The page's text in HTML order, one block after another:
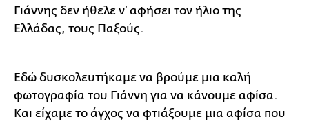
Γιάννης δεν ήθελε ν’ αφήσει τον ήλιο της
Ελλάδας, τους Παξούς.
Εδώ δυσκολευτήκαμε να βρούμε μια καλή
φωτογραφία του Γιάννη για να κάνουμε αφίσα.
Και είχαμε το άγχος να φτιάξουμε μια αφίσα που